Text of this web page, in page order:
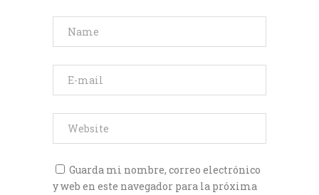
Guarda mi nombre, correo electrónico
y web en este navegador para la próxima